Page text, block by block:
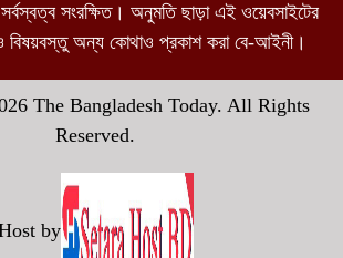
সংরক্ষিত। অনুমতি ছাড়া এই ওয়েবসাইটের
বিষয়বস্তু অন্য কোথাও প্রকাশ করা বে-আইনী।
The Bangladesh Today. All Rights
Reserved.
by